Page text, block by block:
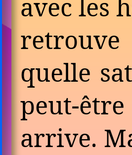
avec les
quelle
peut-
arrive.